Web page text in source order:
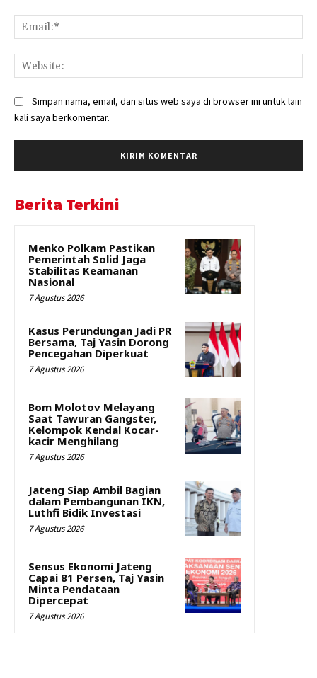
Simpan nama, email, dan situs web saya di browser ini untuk lain
kali saya berkomentar.
Berita Terkini
Menko Polkam Pastikan
Pemerintah Solid Jaga
Stabilitas Keamanan
Nasional
7 Agustus 2026
Kasus Perundungan Jadi PR
Bersama, Taj Yasin Dorong
Pencegahan Diperkuat
7 Agustus 2026
Bom Molotov Melayang
Saat Tawuran Gangster,
Kelompok Kendal Kocar-
kacir Menghilang
7 Agustus 2026
Jateng Siap Ambil Bagian
dalam Pembangunan IKN,
Luthfi Bidik Investasi
7 Agustus 2026
Sensus Ekonomi Jateng
Capai 81 Persen, Taj Yasin
Minta Pendataan
Dipercepat
7 Agustus 2026